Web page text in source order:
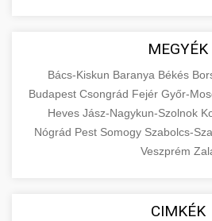
MEGYÉK
Bács-Kiskun Baranya Békés
Budapest Csongrád Fejér Győr-
Heves Jász-Nagykun-Szolnok
Nógrád Pest Somogy Szabolcs-
Veszprém
CIMKÉK